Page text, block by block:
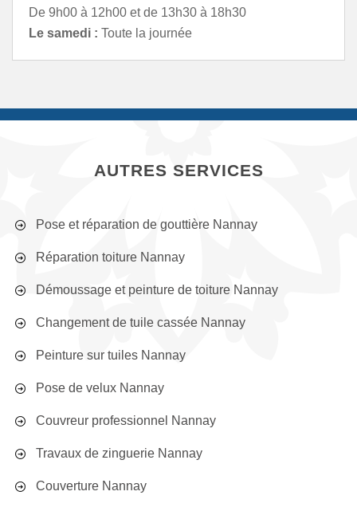
De 9h00 à 12h00 et de 13h30 à 18h30
Le samedi : Toute la journée
AUTRES SERVICES
Pose et réparation de gouttière Nannay
Réparation toiture Nannay
Démoussage et peinture de toiture Nannay
Changement de tuile cassée Nannay
Peinture sur tuiles Nannay
Pose de velux Nannay
Couvreur professionnel Nannay
Travaux de zinguerie Nannay
Couverture Nannay